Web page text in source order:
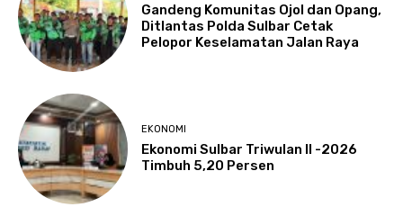
Gandeng Komunitas Ojol dan Opang,
Ditlantas Polda Sulbar Cetak
Pelopor Keselamatan Jalan Raya
EKONOMI
Ekonomi Sulbar Triwulan II -2026
Timbuh 5,20 Persen